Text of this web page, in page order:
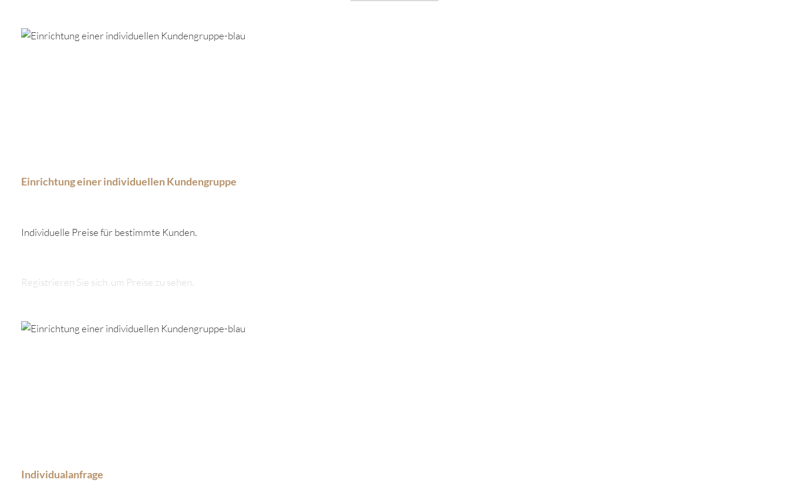
Einrichtung einer individuellen Kundengruppe
Individuelle Preise für bestimmte Kunden.
Registrieren Sie sich, um Preise zu sehen.
Individualanfrage